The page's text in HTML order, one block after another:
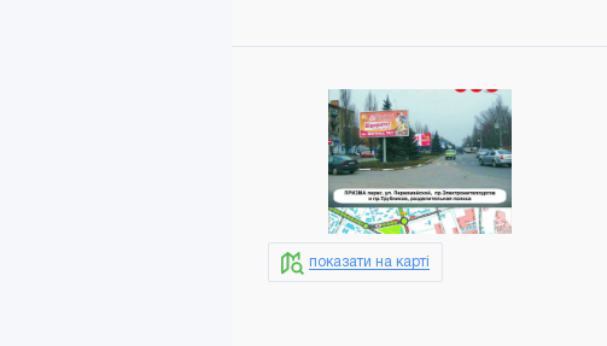
показати на карті